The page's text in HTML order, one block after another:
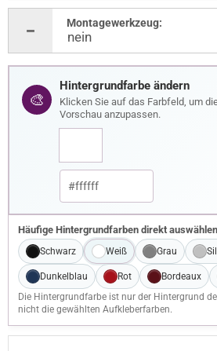
Montagewerkzeug:
🎨
Hintergrundfarbe ändern
Klicken Sie auf das Farbfeld, um
Vorschau anzupassen.
Häufige Hintergrundfarben direkt
Schwarz Weiß Grau
Dunkelblau Rot Bordeaux
Die Hintergrundfarbe ist nur der Hintergrund
nicht die gewählten Aufkleberfarben.